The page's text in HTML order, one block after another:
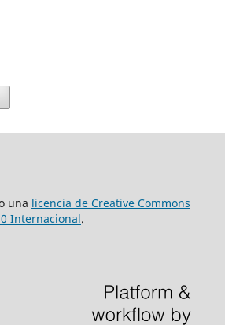
una licencia de Creative Commons
Internacional.